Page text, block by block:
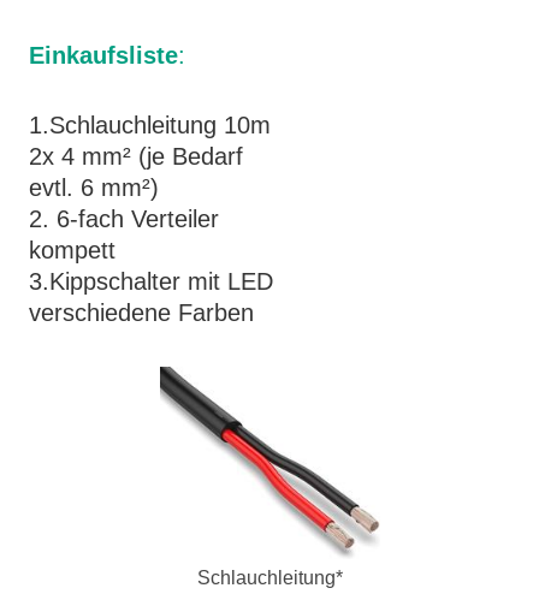
Einkaufsliste:
1.Schlauchleitung 10m
2x 4 mm² (je Bedarf
evtl. 6 mm²)
2. 6-fach Verteiler
kompett
3.Kippschalter mit LED
verschiedene Farben
Schlauchleitung*